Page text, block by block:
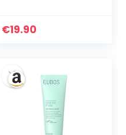
Feuchtigkeitscrem
Intensive
Handpflege, Mit
Hyaluronsäure,
Vegan | 100 ml
€19.90